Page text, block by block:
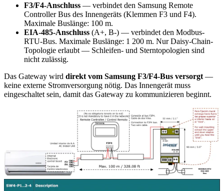
F3/F4-Anschluss — verbindet den Samsung Remote
Controller Bus des Innengeräts (Klemmen F3 und F4).
Maximale Buslänge: 100 m.
EIA-485-Anschluss (A+, B-) — verbindet den Modbus-
RTU-Bus. Maximale Buslänge: 1 200 m. Nur Daisy-Chain-
Topologie erlaubt — Schleifen- und Sterntopologien sind
nicht zulässig.
Das Gateway wird direkt vom Samsung F3/F4-Bus versorgt —
keine externe Stromversorgung nötig. Das Innengerät muss
eingeschaltet sein, damit das Gateway zu kommunizieren beginnt.